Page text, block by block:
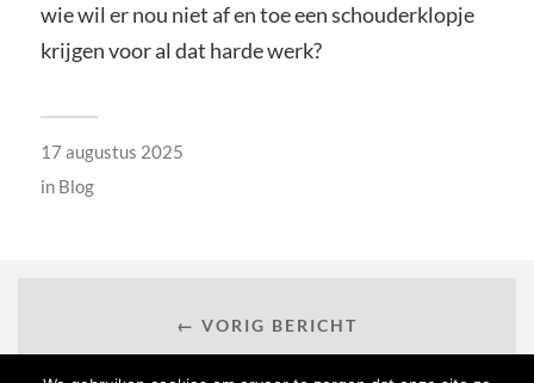
wie wil er nou niet af en toe een schouderklopje
krijgen voor al dat harde werk?
17 augustus 2025
in Blog
← VORIG BERICHT